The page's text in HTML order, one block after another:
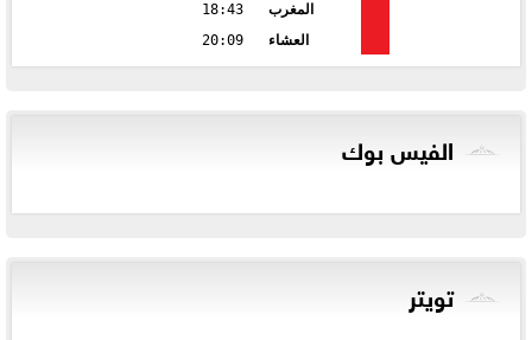
المغرب
18:43
العشاء
20:09
الفيس بوك
تويتر